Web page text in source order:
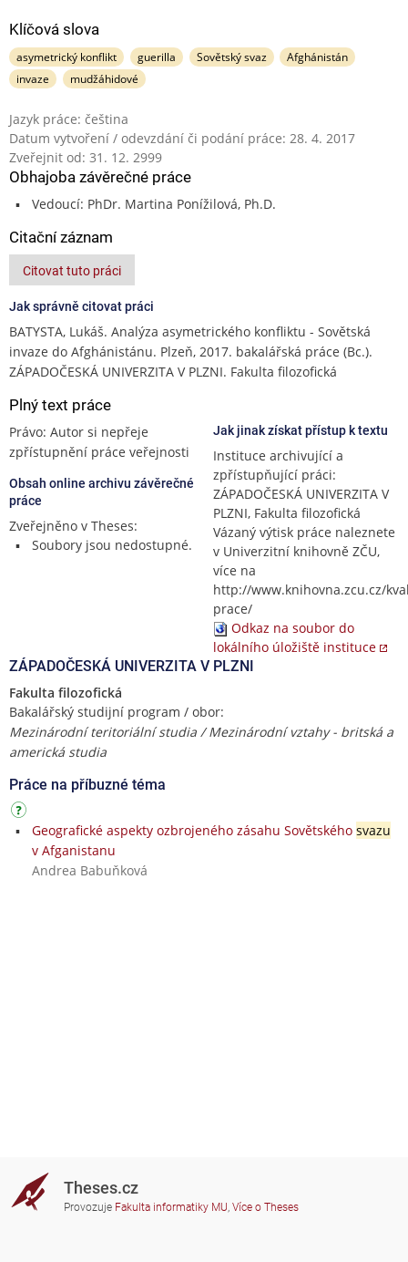
Klíčová slova
asymetrický konflikt guerilla Sovětský svaz
Afghánistán
invaze
mudžáhidové
Jazyk práce: čeština
Datum vytvoření / odevzdání či podání práce: 28. 4. 2017
Zveřejnit od: 31. 12. 2999
Obhajoba závěrečné práce
Vedoucí: PhDr. Martina Ponížilová, Ph.D.
Citační záznam
Citovat tuto práci
Jak správně citovat práci
BATYSTA, Lukáš. Analýza asymetrického konfliktu - Sovětská
invaze do Afghánistánu. Plzeň, 2017. bakalářská práce (Bc.).
ZÁPADOČESKÁ UNIVERZITA V PLZNI. Fakulta filozofická
Plný text práce
Právo: Autor si nepřeje
zpřístupnění práce veřejnosti
Obsah online archivu závěrečné
práce
Zveřejněno v Theses:
Soubory jsou nedostupné.
Jak jinak získat přístup k textu
Instituce archivující a
zpřístupňující práci:
ZÁPADOČESKÁ UNIVERZITA V
PLZNI, Fakulta filozofická
Vázaný výtisk práce naleznete
v Univerzitní knihovně ZČU,
více na
http://www.knihovna.zcu.cz/
prace/
Odkaz na soubor do
lokálního úložiště instituce
ZÁPADOČESKÁ UNIVERZITA V PLZNI
Fakulta filozofická
Bakalářský studijní program / obor:
Mezinárodní teritoriální studia / Mezinárodní vztahy - britská a
americká studia
Práce na příbuzné téma
Geografické aspekty ozbrojeného zásahu Sovětského svazu
v Afganistanu
Andrea Babuňková
Theses.cz
Provozuje Fakulta informatiky MU, Více o Theses